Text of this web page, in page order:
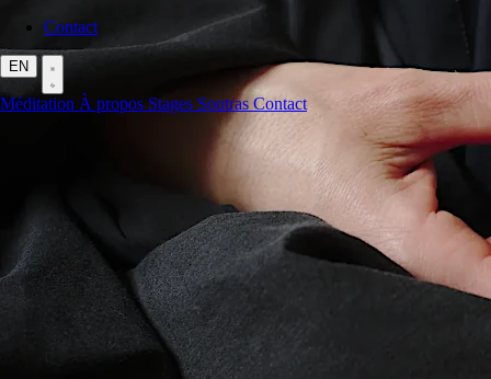
Contact
EN
Méditation À propos Stages Soutras Contact
Fermeture estivale · du 13 juillet au 5 septembre 2026
Prochaines séances
Dimanche matin · 50 rue Labat, Paris 18
← Précédent
Aujourd'hui